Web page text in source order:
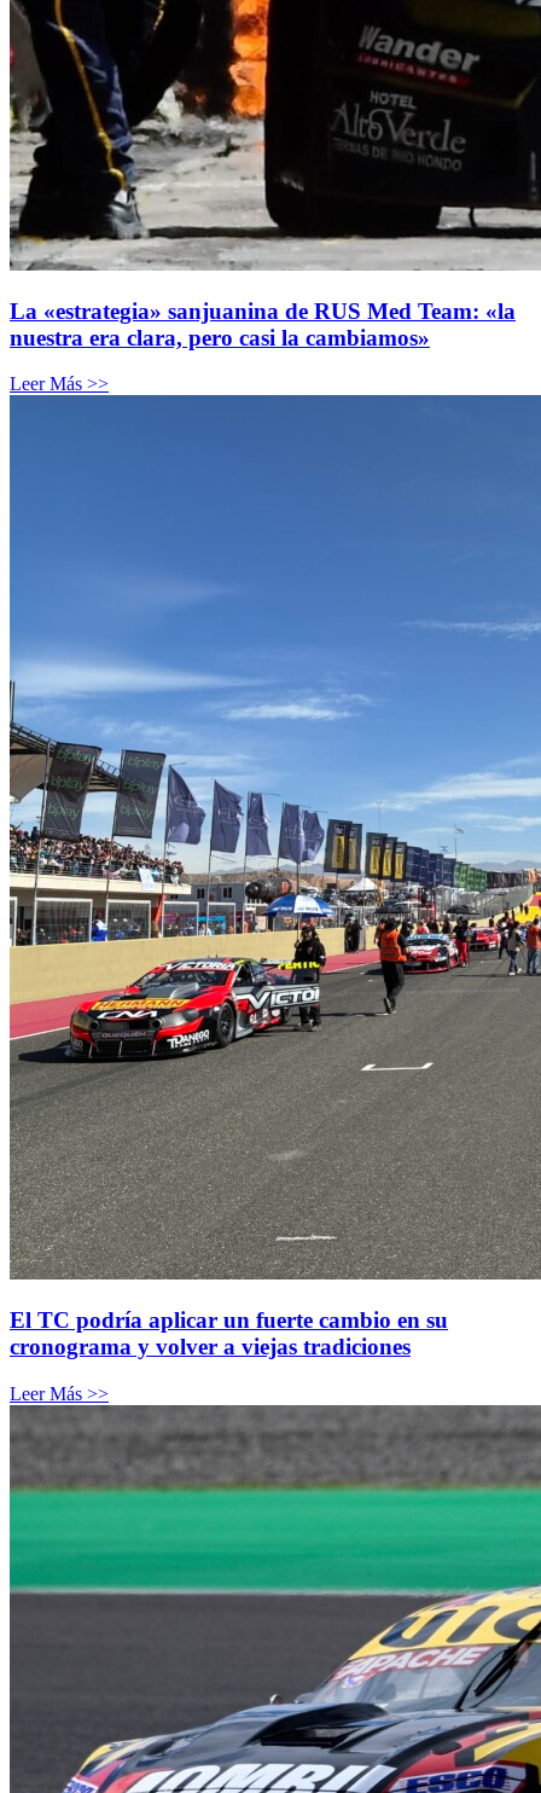
La «estrategia» sanjuanina de RUS Med Team: «la
nuestra era clara, pero casi la cambiamos»
Leer Más >>
El TC podría aplicar un fuerte cambio en su
cronograma y volver a viejas tradiciones
Leer Más >>